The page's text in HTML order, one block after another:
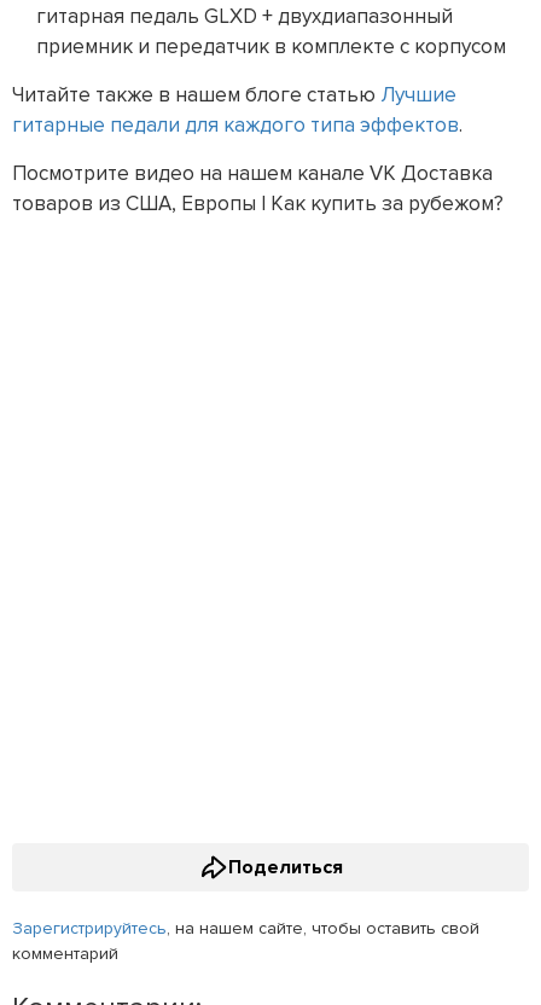
гитарная педаль GLXD + двухдиапазонный
приемник и передатчик в комплекте с корпусом
Читайте также в нашем блоге статью Лучшие
гитарные педали для каждого типа эффектов.
Посмотрите видео на нашем канале VK Доставка
товаров из США, Европы | Как купить за рубежом?
Поделиться
Зарегистрируйтесь, на нашем сайте, чтобы оставить свой
комментарий